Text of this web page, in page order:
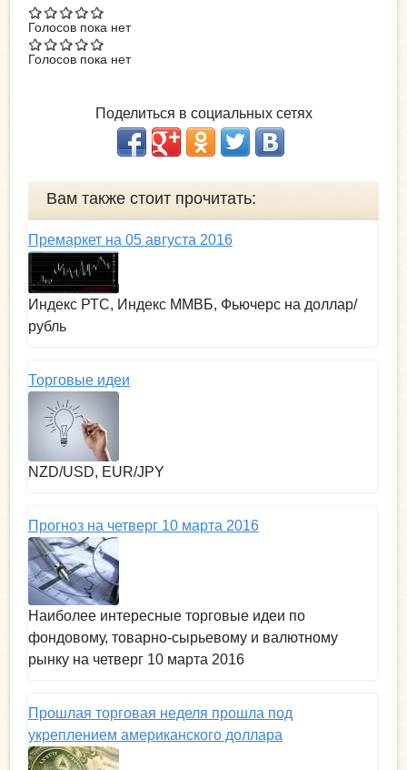
Голосов пока нет
Голосов пока нет
Поделиться в социальных сетях
Вам также стоит прочитать:
Премаркет на 05 августа 2016
Индекс РТС, Индекс ММВБ, Фьючерс на доллар/
рубль
Торговые идеи
NZD/USD, EUR/JPY
Прогноз на четверг 10 марта 2016
Наиболее интересные торговые идеи по
фондовому, товарно-сырьевому и валютному
рынку на четверг 10 марта 2016
Прошлая торговая неделя прошла под
укреплением американского доллара